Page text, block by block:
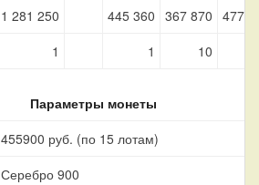
1 281 250 445 360 367 870 477
1 1 10
Параметры монеты
455900 руб. (по 15 лотам)
Серебро 900